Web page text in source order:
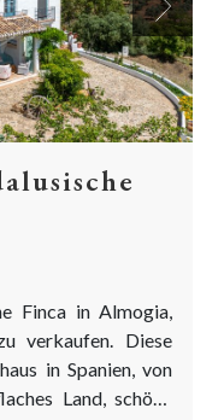
Next
Finca in Almogia,
verkaufen. Diese
in Spanien, von
Land, schöne